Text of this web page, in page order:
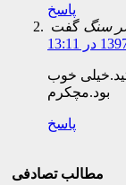
پاسخ
سنگ
خوب
بود.مچکرم
پاسخ
مطالب تصادفی